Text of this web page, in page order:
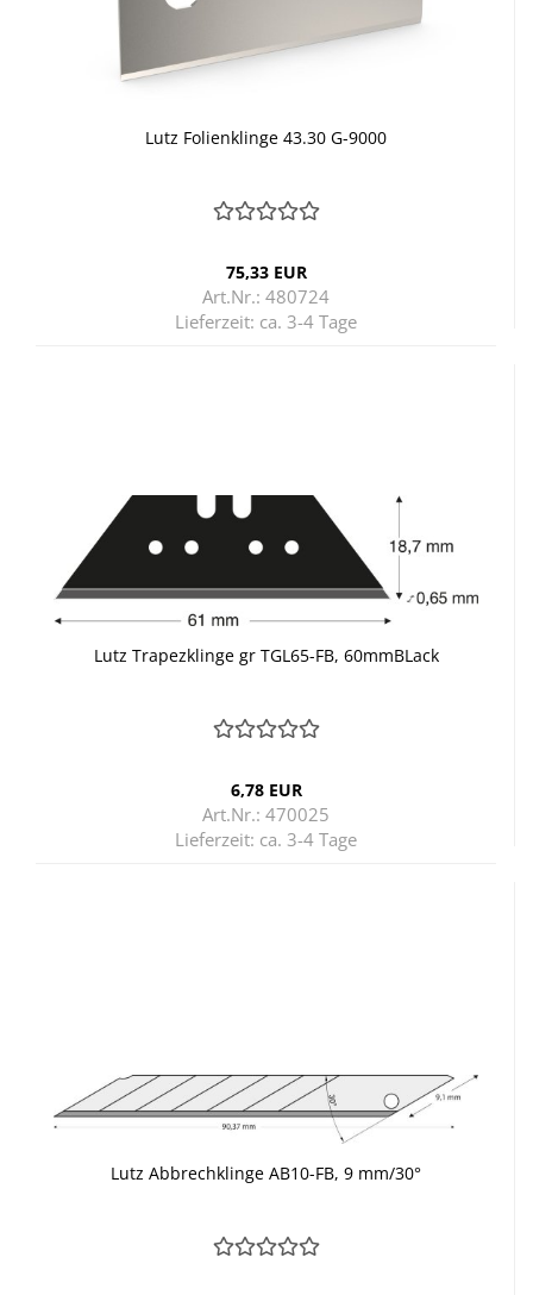
Lutz Fo­li­en­klin­ge 43.30 G-​9000
75,33 EUR
Art.Nr.: 480724
Lieferzeit: ca. 3-4 Tage
Lutz Tra­pez­klin­ge gr TGL65-​​FB, 60mmBLack
6,78 EUR
Art.Nr.: 470025
Lieferzeit: ca. 3-4 Tage
Lutz Ab­brech­klin­ge AB10-​FB, 9 mm/30°